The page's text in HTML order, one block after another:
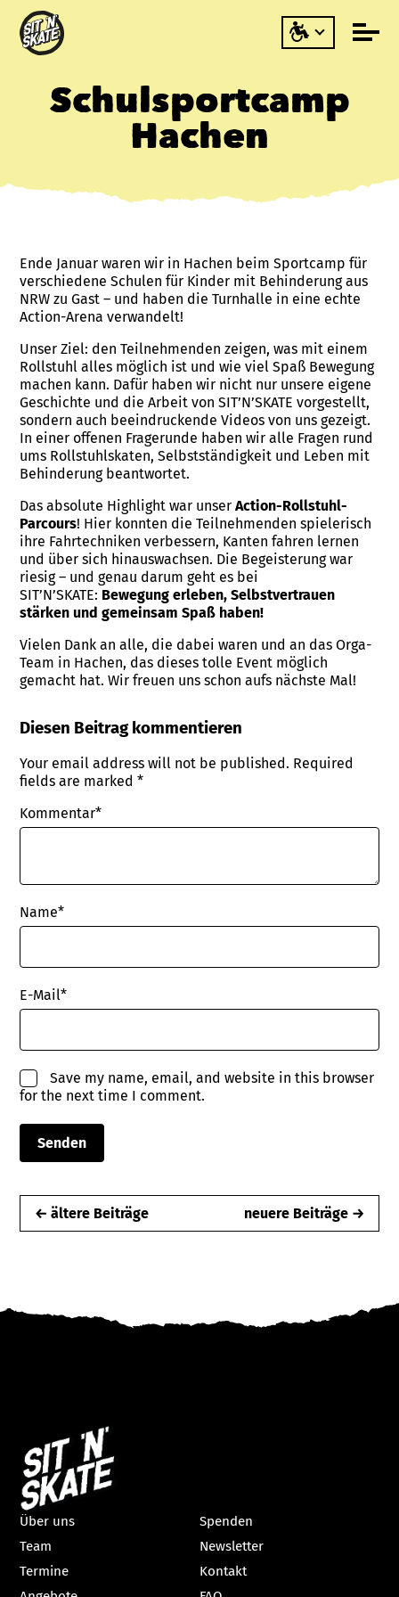
Schulsportcamp
Hachen
Ende Januar waren wir in Hachen beim Sportcamp für
verschiedene Schulen für Kinder mit Behinderung aus
NRW zu Gast – und haben die Turnhalle in eine echte
Action-Arena verwandelt!
Unser Ziel: den Teilnehmenden zeigen, was mit einem
Rollstuhl alles möglich ist und wie viel Spaß Bewegung
machen kann. Dafür haben wir nicht nur unsere eigene
Geschichte und die Arbeit von SIT’N’SKATE vorgestellt,
sondern auch beeindruckende Videos von uns gezeigt.
In einer offenen Fragerunde haben wir alle Fragen rund
ums Rollstuhlskaten, Selbstständigkeit und Leben mit
Behinderung beantwortet.
Das absolute Highlight war unserAction-Rollstuhl-
Parcours! Hier konnten die Teilnehmenden spielerisch
ihre Fahrtechniken verbessern, Kanten fahren lernen
und über sich hinauswachsen. Die Begeisterung war
riesig – und genau darum geht es bei
SIT’N’SKATE: Bewegung erleben, Selbstvertrauen
stärken und gemeinsam Spaß haben!
Vielen Dank an alle, die dabei waren und an das Orga-
Team in Hachen, das dieses tolle Event möglich
gemacht hat. Wir freuen uns schon aufs nächste Mal!
Diesen Beitrag kommentieren
Your email address will not be published. Required
fields are marked*
Kommentar*
Name*
E-Mail*
Save my name, email, and website in this browser
for the next time I comment.
← ältere Beiträge neuere Beiträge →
Über uns
Team
Termine
Spenden
Newsletter
Kontakt